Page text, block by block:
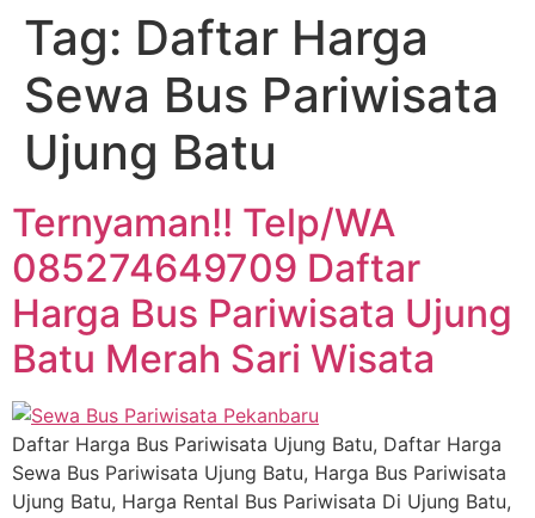
Tag: Daftar Harga
Sewa Bus Pariwisata
Ujung Batu
Ternyaman!! Telp/WA
085274649709 Daftar
Harga Bus Pariwisata Ujung
Batu Merah Sari Wisata
Daftar Harga Bus Pariwisata Ujung Batu, Daftar Harga
Sewa Bus Pariwisata Ujung Batu, Harga Bus Pariwisata
Ujung Batu, Harga Rental Bus Pariwisata Di Ujung Batu,